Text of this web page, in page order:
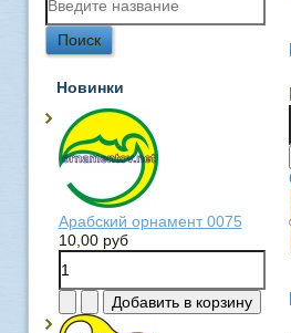
Новинки
Арабский орнамент 0075
10,00 руб